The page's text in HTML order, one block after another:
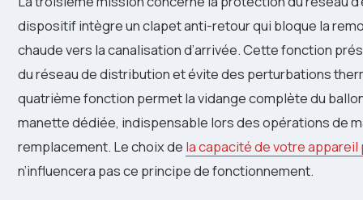
dispositif intègre un clapet anti-retour qui bloque la
chaude vers la canalisation d’arrivée. Cette fonction
du réseau de distribution et évite des perturbations
quatrième fonction permet la vidange complète du
manette dédiée, indispensable lors des opérations de
remplacement. Le choix de la capacité de votre
n’influencera pas ce principe de fonctionnement.